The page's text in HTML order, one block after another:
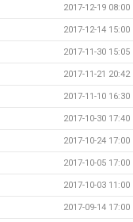
2017-12-19 08:00
2017-12-14 15:00
2017-11-30 15:05
2017-11-21 20:42
2017-11-10 16:30
2017-10-30 17:40
2017-10-24 17:00
2017-10-05 17:00
2017-10-03 11:00
2017-09-14 17:00